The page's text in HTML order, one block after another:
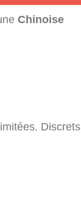
Chinoise
Discrets